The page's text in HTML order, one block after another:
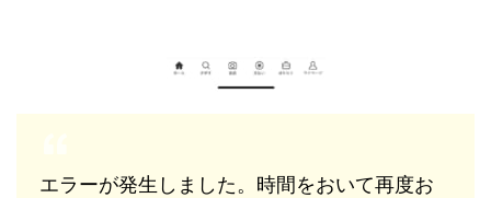
エラーが発生しました。時間をおいて再度お